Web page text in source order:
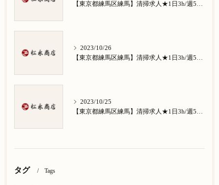
【東京都練馬区練馬】清掃求人★1日3h/週5日/祝日お休み★谷原在住の方歓迎
2023/10/26
【東京都練馬区練馬】清掃求人★1日3h/週5日/祝日お休み★南田中在住の方歓迎
2023/10/25
【東京都練馬区練馬】清掃求人★1日3h/週5日/祝日お休み★南大泉在住の方歓迎
タグ Tags